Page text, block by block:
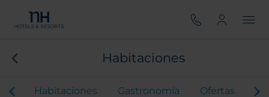
Habitaciones
Habitaciones Gastronomía Ofertas